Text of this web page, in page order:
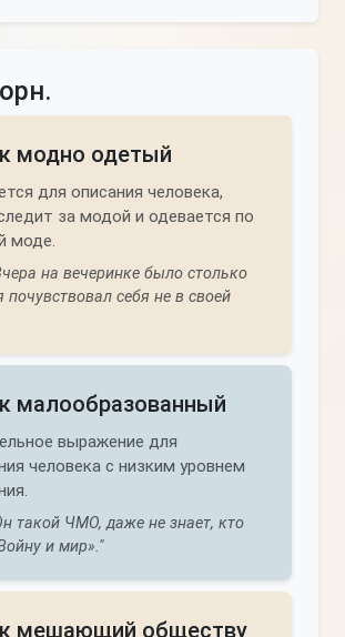
модно одетый
для описания человека,
за модой и одевается по
моде.
на вечеринке было столько
себя не в своей
малообразованный
выражение для
человека с низким уровнем
такой ЧМО, даже не знает, кто
и мир»."
мешающий обществу